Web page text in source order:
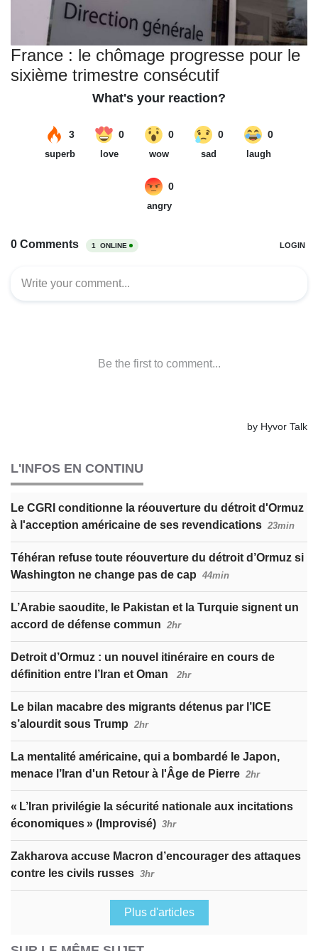
France : le chômage progresse pour le
sixième trimestre consécutif
L'INFOS EN CONTINU
Le CGRI conditionne la réouverture du détroit d'Ormuz
à l'acception américaine de ses revendications 23min
Téhéran refuse toute réouverture du détroit d’Ormuz si
Washington ne change pas de cap 44min
L’Arabie saoudite, le Pakistan et la Turquie signent un
accord de défense commun 2hr
Detroit d’Ormuz : un nouvel itinéraire en cours de
définition entre l’Iran et Oman
2hr
Le bilan macabre des migrants détenus par l’ICE
s’alourdit sous Trump 2hr
La mentalité américaine, qui a bombardé le Japon,
menace l’Iran d'un Retour à l'Âge de Pierre 2hr
« L’Iran privilégie la sécurité nationale aux incitations
économiques » (Improvisé) 3hr
Zakharova accuse Macron d’encourager des attaques
contre les civils russes 3hr
Plus d'articles